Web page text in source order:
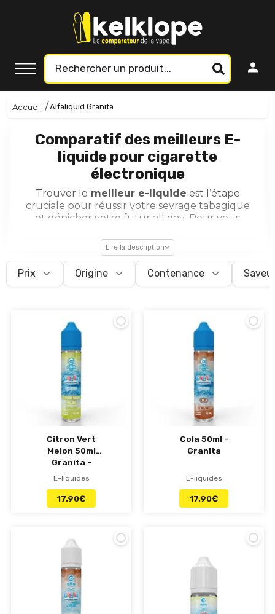
Accueil Alfaliquid Granita
Comparatif des meilleurs E-
liquide pour cigarette
électronique
Trouver le meilleur e-liquide est l’étape
cruciale pour réussir votre sevrage tabagique
et dénicher votre futur all day . Pour vous
notre site vous propose un
d'arômes et liquides incontournables
du marché de la vape. Que vous aimiez le
classique
goût tabac fraîcheur de la menthe,
grandes marques (Pulp, Alfaliquid, Vampire
Vape, Halo...)
au meilleur prix. Utilisez notre
comparateur de prix et de filtres pour
sélectionner le bon
taux de nicotine, opter
pour dessels de nicotine
au hit plus doux, ou
trouver letaux PG/VG idéal (50/50, high VG)
adapté à votre
flacons de 10
ml prêts à vaper
formats prêts à
booster(Shortfill ou Mix'N'Vape), profitez d’un
e-liquide pas cher après avoir trouvé votre e-
liquide idéal à l'aide de notre
Guide : Comment
choisir son e-liquide.
Lire la description
Prix Origine Contenance
Citron Vert
Melon 50ml
Granita -
Alfaliquid
E-liquides
17.90€
Cola 50ml -
Granita
E-liquides
17.90€